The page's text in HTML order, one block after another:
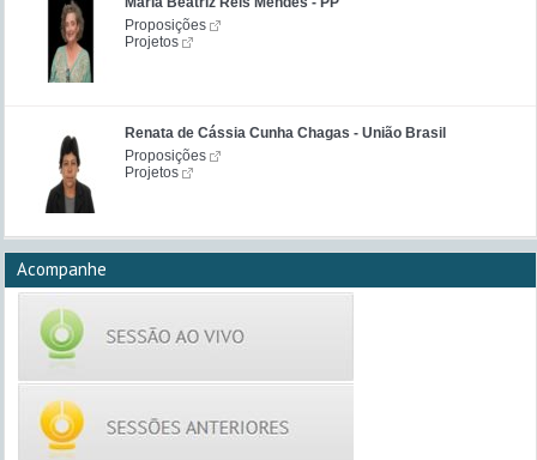
Proposições
Projetos
Renata de Cássia Cunha Chagas - União Brasil
Proposições
Projetos
Acompanhe